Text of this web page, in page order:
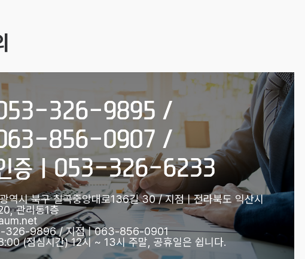
326-9895 /
856-0907 /
증ㅣ053-326-6233
역시 북구 칠곡중앙대로136길 30 / 지점ㅣ전라북도 익산시
관리동1층
326-9896 / 지점ㅣ063-856-0901
(점심시간) 12시 ~ 13시 주말, 공휴일은 쉽니다.